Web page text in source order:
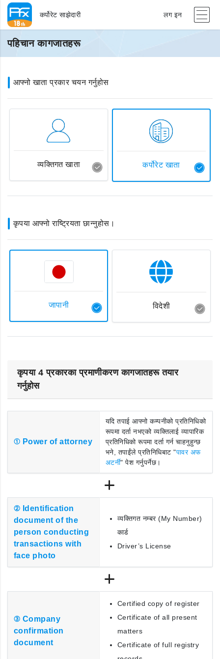
कर्पोरेट साझेदारी लग इन
पहिचान कागजातहरू
आफ्नो खाता प्रकार चयन गर्नुहोस
व्यक्तिगत खाता कर्पोरेट खाता
कृपया आफ्नो राष्ट्रियता छान्नुहोस।
जापानी विदेशी
कृपया 4 प्रकारका प्रमाणीकरण कागजातहरू तयार
गर्नुहोस
① Power of attorney
यदि तपाई आफ्नो कम्पनीको प्रतिनिधिको
रूपमा दर्ता नभएको व्यक्तिलाई व्यापारिक
प्रतिनिधिको रूपमा दर्ता गर्न चाहनुहुन्छ
भने, तपाईंले प्रतिनिधिबाट "पावर अफ
अटर्नी" पेश गर्नुपर्नेछ।
② Identification
document of the
person conducting
transactions with
face photo
व्यक्तिगत नम्बर (My Number)
कार्ड
Driver’s License
③ Company
confirmation
document
Certified copy of register
Certificate of all present
matters
Certificate of full registry